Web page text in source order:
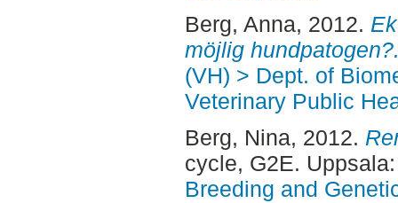
Berg, Anna, 2012.
möjlig
(VH) > Dept. of
Veterinary Public
Berg, Nina, 2012.
cycle, G2E.
Breeding and